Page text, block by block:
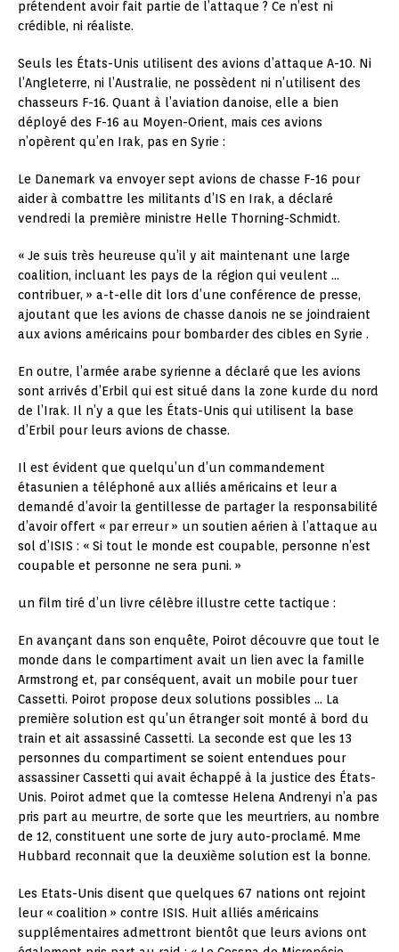
prétendent avoir fait partie de l’attaque ? Ce n’est ni
crédible, ni réaliste.
Seuls les États-Unis utilisent des avions d’attaque A-10. Ni
l’Angleterre, ni l’Australie, ne possèdent ni n’utilisent des
chasseurs F-16. Quant à l’aviation danoise, elle a bien
déployé des F-16 au Moyen-Orient, mais ces avions
n’opèrent qu’en Irak, pas en Syrie :
Le Danemark va envoyer sept avions de chasse F-16 pour
aider à combattre les militants d’IS en Irak, a déclaré
vendredi la première ministre Helle Thorning-Schmidt.
« Je suis très heureuse qu’il y ait maintenant une large
coalition, incluant les pays de la région qui veulent …
contribuer, » a-t-elle dit lors d’une conférence de presse,
ajoutant que les avions de chasse danois ne se joindraient
aux avions américains pour bombarder des cibles en Syrie .
En outre, l’armée arabe syrienne a déclaré que les avions
sont arrivés d’Erbil qui est situé dans la zone kurde du nord
de l’Irak. Il n’y a que les États-Unis qui utilisent la base
d’Erbil pour leurs avions de chasse.
Il est évident que quelqu’un d’un commandement
étasunien a téléphoné aux alliés américains et leur a
demandé d’avoir la gentillesse de partager la responsabilité
d’avoir offert « par erreur » un soutien aérien à l’attaque au
sol d’ISIS : « Si tout le monde est coupable, personne n’est
coupable et personne ne sera puni. »
un film tiré d’un livre célèbre illustre cette tactique :
En avançant dans son enquête, Poirot découvre que tout le
monde dans le compartiment avait un lien avec la famille
Armstrong et, par conséquent, avait un mobile pour tuer
Cassetti. Poirot propose deux solutions possibles … La
première solution est qu’un étranger soit monté à bord du
train et ait assassiné Cassetti. La seconde est que les 13
personnes du compartiment se soient entendues pour
assassiner Cassetti qui avait échappé à la justice des États-
Unis. Poirot admet que la comtesse Helena Andrenyi n’a pas
pris part au meurtre, de sorte que les meurtriers, au nombre
de 12, constituent une sorte de jury auto-proclamé. Mme
Hubbard reconnait que la deuxième solution est la bonne.
Les Etats-Unis disent que quelques 67 nations ont rejoint
leur « coalition » contre ISIS. Huit alliés américains
supplémentaires admettront bientôt que leurs avions ont